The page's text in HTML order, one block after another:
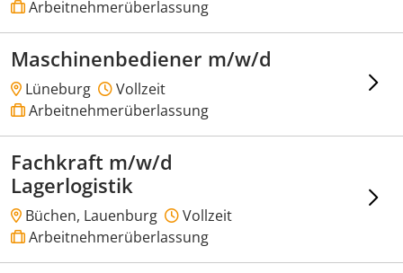
Arbeitnehmerüberlassung
Maschinenbediener m/w/d
Lüneburg
Vollzeit
Arbeitnehmerüberlassung
Fachkraft m/w/d
Lagerlogistik
Büchen, Lauenburg
Vollzeit
Arbeitnehmerüberlassung